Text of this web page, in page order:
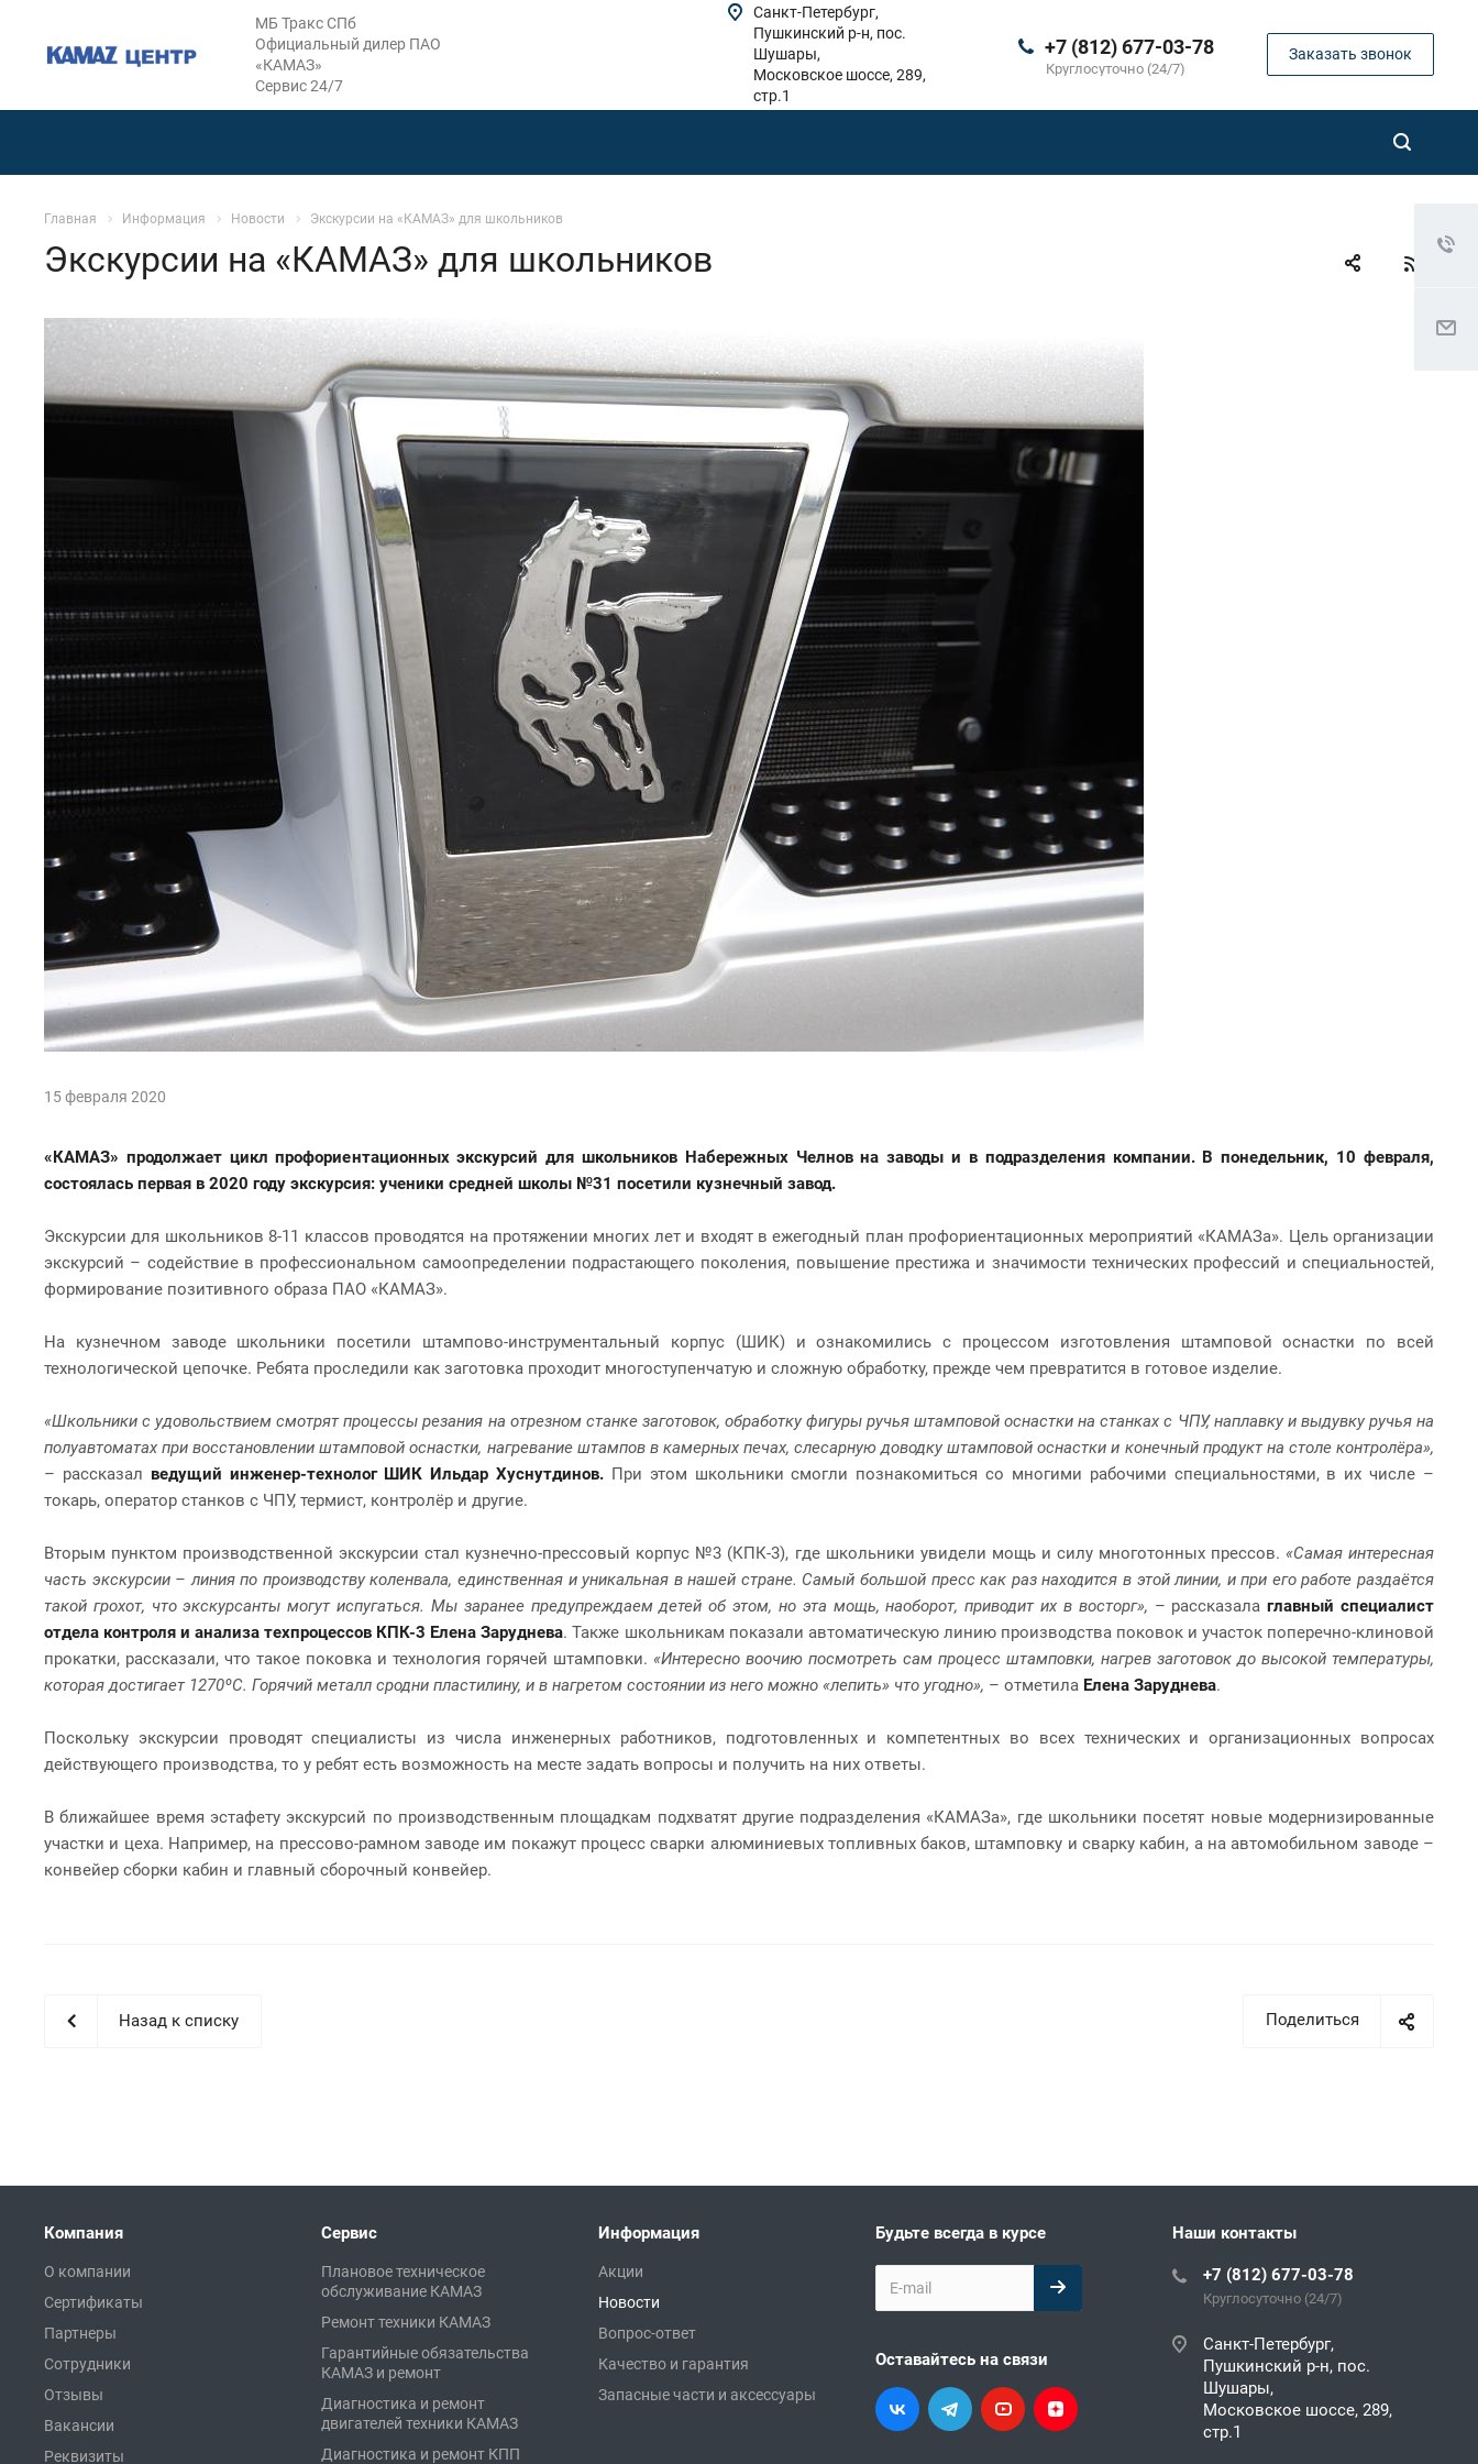
МБ Тракс СПб
Официальный дилер ПАО
«КАМАЗ»
Сервис 24/7
+7 (812) 677-03-78
Круглосуточно (24/7)
Заказать звонок
Санкт-Петербург,
Пушкинский р-н, пос.
Шушары,
Московское шоссе, 289,
стр.1
Главная Информация Новости Экскурсии на «КАМАЗ» для школьников
Экскурсии на «КАМАЗ» для школьников
15 февраля 2020
«КАМАЗ» продолжает цикл профориентационных экскурсий для школьников Набережных Челнов на заводы и в подразделения компании. В понедельник, 10 февраля,
состоялась первая в 2020 году экскурсия: ученики средней школы №31 посетили кузнечный завод.
Экскурсии для школьников 8-11 классов проводятся на протяжении многих лет и входят в ежегодный план профориентационных мероприятий «КАМАЗа». Цель организации
экскурсий – содействие в профессиональном самоопределении подрастающего поколения, повышение престижа и значимости технических профессий и специальностей,
формирование позитивного образа ПАО «КАМАЗ».
На кузнечном заводе школьники посетили штампово-инструментальный корпус (ШИК) и ознакомились с процессом изготовления штамповой оснастки по всей
технологической цепочке. Ребята проследили как заготовка проходит многоступенчатую и сложную обработку, прежде чем превратится в готовое изделие.
«Школьники с удовольствием смотрят процессы резания на отрезном станке заготовок, обработку фигуры ручья штамповой оснастки на станках с ЧПУ, наплавку и выдувку ручья на
полуавтоматах при восстановлении штамповой оснастки, нагревание штампов в камерных печах, слесарную доводку штамповой оснастки и конечный продукт на столе контролёра»,
– рассказал ведущий инженер-технолог ШИК Ильдар Хуснутдинов. При этом школьники смогли познакомиться со многими рабочими специальностями, в их числе –
токарь, оператор станков с ЧПУ, термист, контролёр и другие.
Вторым пунктом производственной экскурсии стал кузнечно-прессовый корпус №3 (КПК-3), где школьники увидели мощь и силу многотонных прессов. «Самая интересная
часть экскурсии – линия по производству коленвала, единственная и уникальная в нашей стране. Самый большой пресс как раз находится в этой линии, и при его работе раздаётся
такой грохот, что экскурсанты могут испугаться. Мы заранее предупреждаем детей об этом, но эта мощь, наоборот, приводит их в восторг», – рассказалаглавный специалист
отдела контроля и анализа техпроцессов КПК-3 Елена Заруднева. Также школьникам показали автоматическую линию производства поковок и участок поперечно-клиновой
прокатки, рассказали, что такое поковка и технология горячей штамповки. «Интересно воочию посмотреть сам процесс штамповки, нагрев заготовок до высокой температуры,
которая достигает 1270ºС. Горячий металл сродни пластилину, и в нагретом состоянии из него можно «лепить» что угодно», – отметила Елена Заруднева.
Поскольку экскурсии проводят специалисты из числа инженерных работников, подготовленных и компетентных во всех технических и организационных вопросах
действующего производства, то у ребят есть возможность на месте задать вопросы и получить на них ответы.
В ближайшее время эстафету экскурсий по производственным площадкам подхватят другие подразделения «КАМАЗа», где школьники посетят новые модернизированные
участки и цеха. Например, на прессово-рамном заводе им покажут процесс сварки алюминиевых топливных баков, штамповку и сварку кабин, а на автомобильном заводе –
конвейер сборки кабин и главный сборочный конвейер.
Поделиться
Назад к списку
Компания
О компании
Сертификаты
Партнеры
Сотрудники
Отзывы
Вакансии
Реквизиты
Сервис
Плановое техническое
обслуживание КАМАЗ
Ремонт техники КАМАЗ
Гарантийные обязательства
КАМАЗ и ремонт
Диагностика и ремонт
двигателей техники КАМАЗ
Диагностика и ремонт КПП
Информация
Акции
Новости
Вопрос-ответ
Качество и гарантия
Запасные части и аксессуары
Будьте всегда в курсе
Оставайтесь на связи
Наши контакты
+7 (812) 677-03-78
Круглосуточно (24/7)
Санкт-Петербург,
Пушкинский р-н, пос.
Шушары,
Московское шоссе, 289,
стр.1